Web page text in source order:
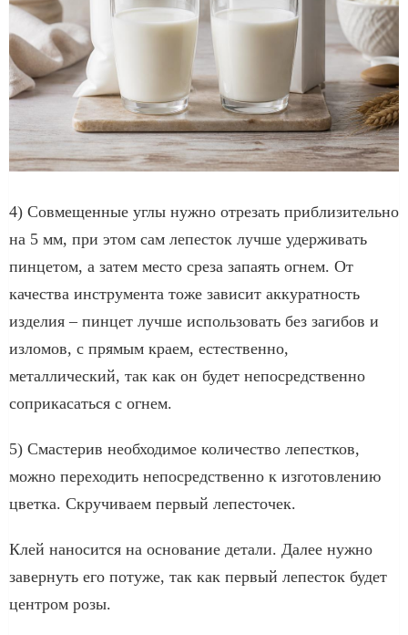
4) Совмещенные углы нужно отрезать приблизительно
на 5 мм, при этом сам лепесток лучше удерживать
пинцетом, а затем место среза запаять огнем. От
качества инструмента тоже зависит аккуратность
изделия – пинцет лучше использовать без загибов и
изломов, с прямым краем, естественно,
металлический, так как он будет непосредственно
соприкасаться с огнем.
5) Смастерив необходимое количество лепестков,
можно переходить непосредственно к изготовлению
цветка. Скручиваем первый лепесточек.
Клей наносится на основание детали. Далее нужно
завернуть его потуже, так как первый лепесток будет
центром розы.